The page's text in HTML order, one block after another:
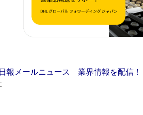
メールニュース 業界情報を配信！